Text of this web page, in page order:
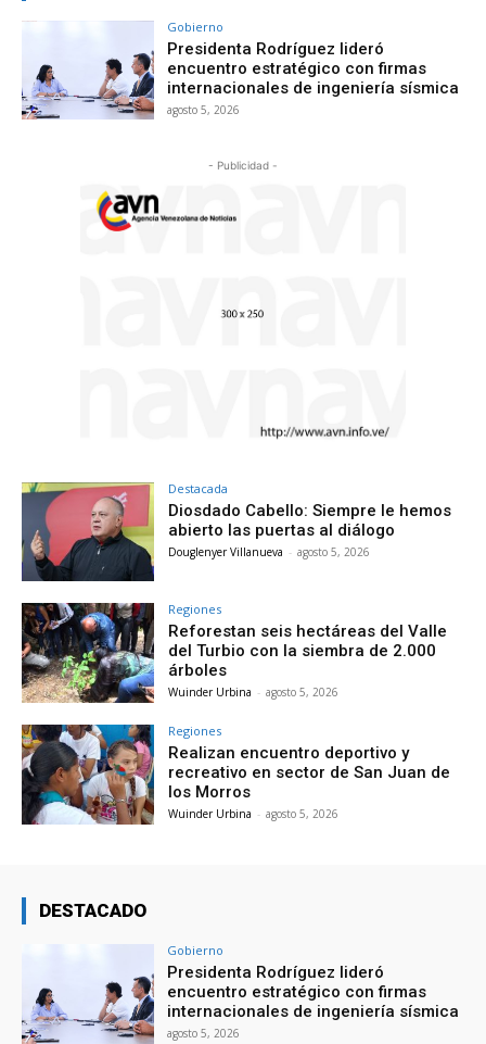
Gobierno
Presidenta Rodríguez lideró
encuentro estratégico con firmas
internacionales de ingeniería sísmica
agosto 5, 2026
- Publicidad -
Destacada
Diosdado Cabello: Siempre le hemos
abierto las puertas al diálogo
Douglenyer Villanueva - agosto 5, 2026
Regiones
Reforestan seis hectáreas del Valle
del Turbio con la siembra de 2.000
árboles
Wuinder Urbina - agosto 5, 2026
Regiones
Realizan encuentro deportivo y
recreativo en sector de San Juan de
los Morros
Wuinder Urbina - agosto 5, 2026
DESTACADO
Gobierno
Presidenta Rodríguez lideró
encuentro estratégico con firmas
internacionales de ingeniería sísmica
agosto 5, 2026